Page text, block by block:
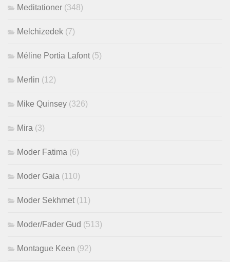
Meditationer (348)
Melchizedek (7)
Méline Portia Lafont (5)
Merlin (12)
Mike Quinsey (326)
Mira (3)
Moder Fatima (6)
Moder Gaia (110)
Moder Sekhmet (11)
Moder/Fader Gud (513)
Montague Keen (92)